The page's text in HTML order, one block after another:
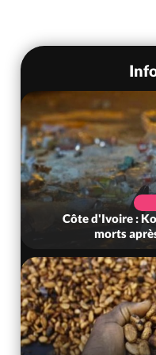
Côte d'Ivoire :
morts